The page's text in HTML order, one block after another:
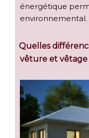
énergétique
environnemental.
Quelles
vêture et vêtage